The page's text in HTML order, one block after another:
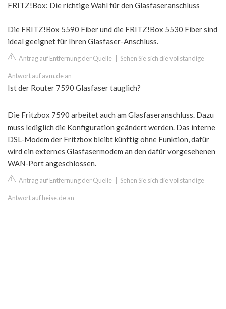
FRITZ!Box: Die richtige Wahl für den Glasfaseranschluss
Die FRITZ!Box 5590 Fiber und die FRITZ!Box 5530 Fiber sind
ideal geeignet für Ihren Glasfaser-Anschluss.
Antrag auf Entfernung der Quelle Sehen Sie sich die vollständige
Antwort auf avm.de an
Ist der Router 7590 Glasfaser tauglich?
Die Fritzbox 7590 arbeitet auch am Glasfaseranschluss. Dazu
muss lediglich die Konfiguration geändert werden. Das interne
DSL-Modem der Fritzbox bleibt künftig ohne Funktion, dafür
wird ein externes Glasfasermodem an den dafür vorgesehenen
WAN-Port angeschlossen.
Antrag auf Entfernung der Quelle Sehen Sie sich die vollständige
Antwort auf heise.de an